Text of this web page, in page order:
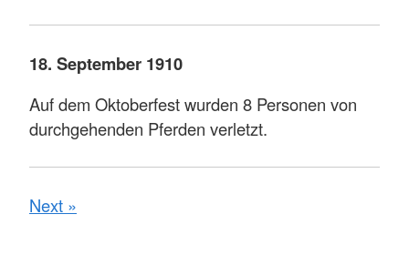
18. September 1910
Auf dem Oktoberfest wurden 8 Personen von
durchgehenden Pferden verletzt.
Next »